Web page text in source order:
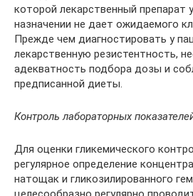
которой лекарственный препарат
назначении не дает ожидаемого
Прежде чем диагностировать у
лекарственную резистентность,
адекватность подбора дозы и
предписанной диеты.
Контроль лабораторных
Для оценки гликемического
регулярное определение
натощак и гликозилированного